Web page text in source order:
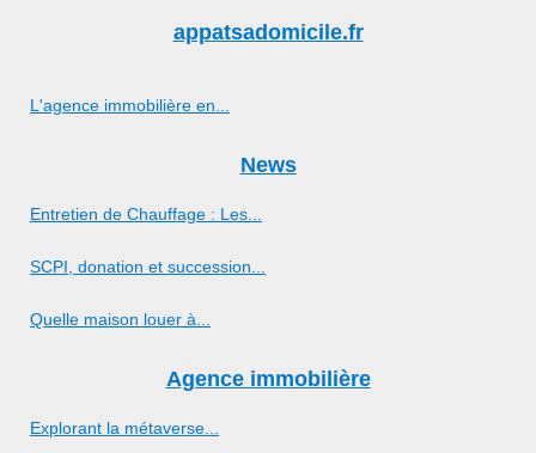
appatsadomicile.fr
L'agence immobilière en...
News
Entretien de Chauffage : Les...
SCPI, donation et succession...
Quelle maison louer à...
Agence immobilière
Explorant la métaverse...